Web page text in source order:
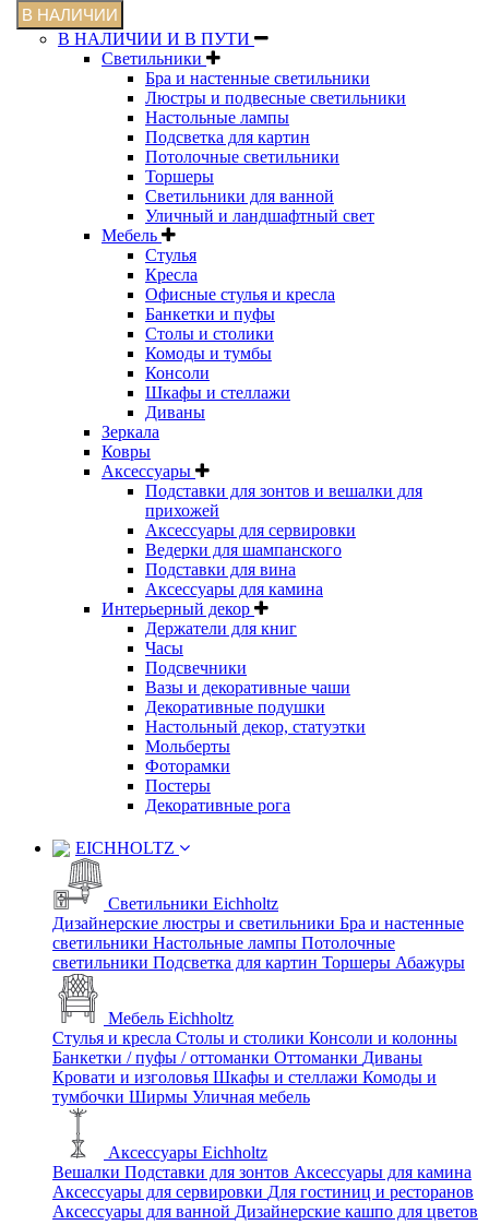
В НАЛИЧИИ
В НАЛИЧИИ И В ПУТИ
Светильники
Бра и настенные светильники
Люстры и подвесные светильники
Настольные лампы
Подсветка для картин
Потолочные светильники
Торшеры
Светильники для ванной
Уличный и ландшафтный свет
Мебель
Стулья
Кресла
Офисные стулья и кресла
Банкетки и пуфы
Столы и столики
Комоды и тумбы
Консоли
Шкафы и стеллажи
Диваны
Зеркала
Ковры
Аксессуары
Подставки для зонтов и вешалки для
прихожей
Аксессуары для сервировки
Ведерки для шампанского
Подставки для вина
Аксессуары для камина
Интерьерный декор
Держатели для книг
Часы
Подсвечники
Вазы и декоративные чаши
Декоративные подушки
Настольный декор, статуэтки
Мольберты
Фоторамки
Постеры
Декоративные рога
EICHHOLTZ
Светильники Eichholtz
Дизайнерские люстры и светильники Бра и настенные
светильники Настольные лампы Потолочные
светильники Подсветка для картин Торшеры Абажуры
Мебель Eichholtz
Стулья и кресла Столы и столики Консоли и колонны
Банкетки / пуфы / оттоманки Оттоманки Диваны
Кровати и изголовья Шкафы и стеллажи Комоды и
тумбочки Ширмы Уличная мебель
Аксессуары Eichholtz
Вешалки Подставки для зонтов Аксессуары для камина
Аксессуары для сервировки Для гостиниц и ресторанов
Аксессуары для ванной Дизайнерские кашпо для цветов